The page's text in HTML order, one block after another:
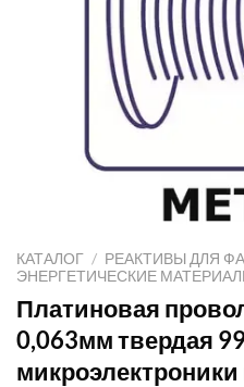
КАТАЛОГ / РЕАКТИВЫ ДЛЯ
ЭНЕРГЕТИЧЕСКИЕ
Платиновая
0,063мм твердая